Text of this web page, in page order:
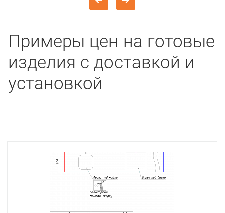
Примеры цен на готовые
изделия с доставкой и
установкой